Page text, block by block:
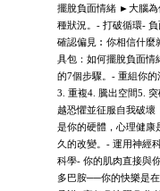
擺脫負面情緒 ►大腦為
種狀況。- 打破循環-
確認偏見︰你相信什麼
具包：如何擺脫負面
的7個步驟。- 重組你
3. 重複4. 騰出空間5.
越恐懼並征服自我破
是你的硬體，心理健康
久的改變。- 運用神經
科學- 你的肌肉直接與
多巴胺──你的快樂是